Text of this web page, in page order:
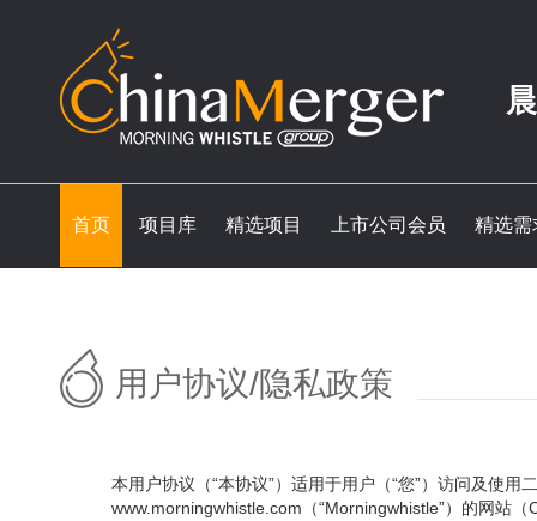
首页 项目库 精选项目 上市公司会员 精选需
用户协议/隐私政策
本用户协议（“本协议”）适用于用户（“您”）访问及使
www.morningwhistle.com（“Morningwhistle”）的网站